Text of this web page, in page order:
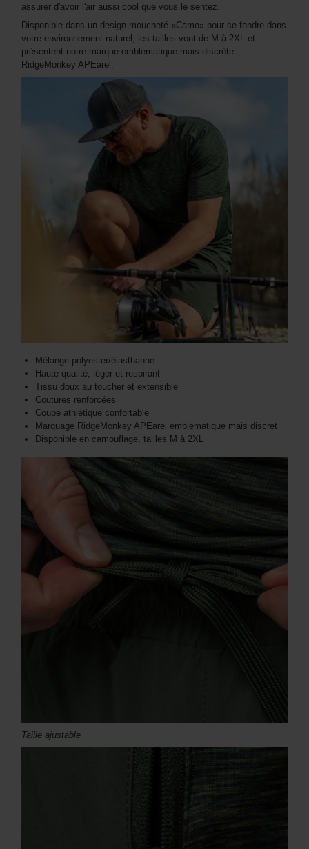
assurer d'avoir l'air aussi cool que vous le sentez.
Disponible dans un design moucheté «Camo» pour se fondre dans
votre environnement naturel, les tailles vont de M à 2XL et
présentent notre marque emblématique mais discrète
RidgeMonkey APEarel.
Mélange polyester/élasthanne
Haute qualité, léger et respirant
Tissu doux au toucher et extensible
Coutures renforcées
Coupe athlétique confortable
Marquage RidgeMonkey APEarel emblématique mais discret
Disponible en camouflage, tailles M à 2XL
Taille ajustable